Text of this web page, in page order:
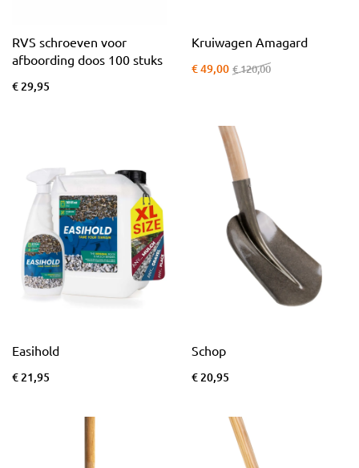
RVS schroeven voor
afboording doos 100 stuks
€ 29,95
Kruiwagen Amagard
€ 49,00 € 120,00
Easihold
€ 21,95
Schop
€ 20,95